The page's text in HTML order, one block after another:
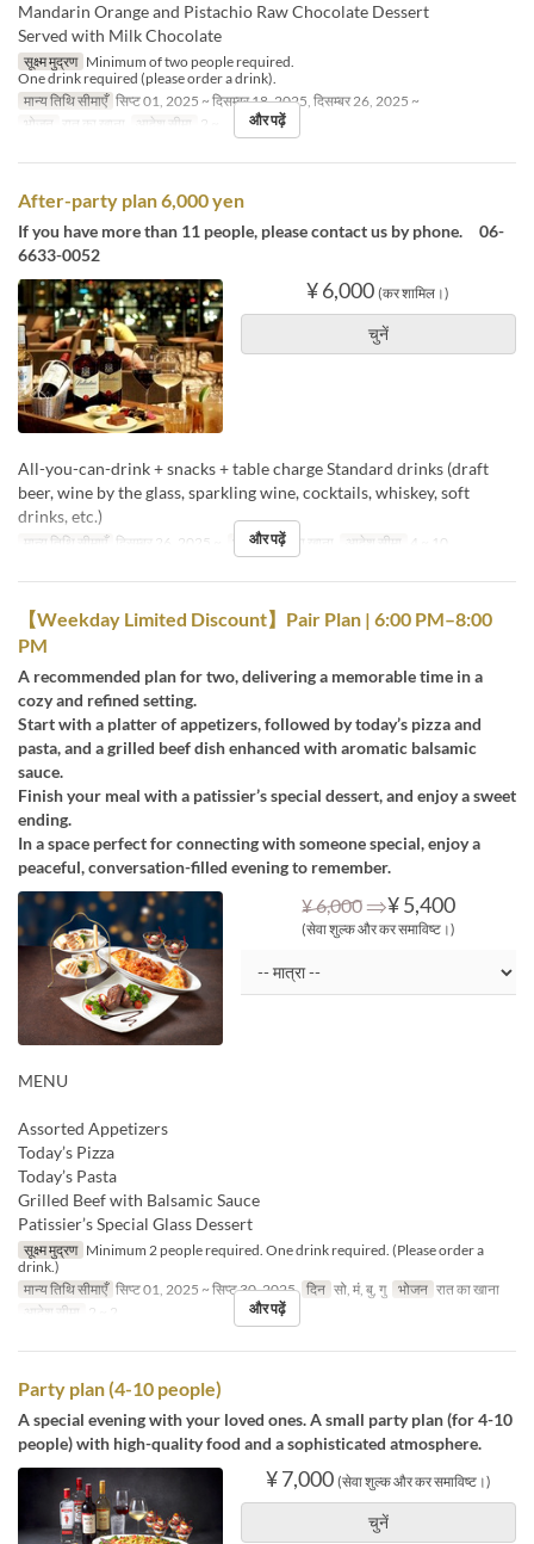
Mandarin Orange and Pistachio Raw Chocolate Dessert
Served with Milk Chocolate
सूक्ष्म मुद्रण Minimum of two people required.
One drink required (please order a drink).
मान्य तिथि सीमाएँ सिप्ट 01, 2025 ~ दिसम्बर 18, 2025, दिसम्बर 26, 2025 ~
भोजन
रात का खाना आदेश सीमा 2 ~ और पढ़ें
After-party plan 6,000 yen
If you have more than 11 people, please contact us by phone. 06-
6633-0052
¥ 6,000 (कर शामिल।)
चुनें
All-you-can-drink + snacks + table charge Standard drinks (draft
beer, wine by the glass, sparkling wine, cocktails, whiskey, soft
drinks, etc.)
मान्य तिथि सीमाएँ दिसम्बर 26, 2025 ~ भोजन रात का खाना आदेश सीमा 4 ~ 10
और पढ़ें
【Weekday Limited Discount】Pair Plan | 6:00 PM–8:00
PM
A recommended plan for two, delivering a memorable time in a
cozy and refined setting.
Start with a platter of appetizers, followed by today’s pizza and
pasta, and a grilled beef dish enhanced with aromatic balsamic
sauce.
Finish your meal with a patissier’s special dessert, and enjoy a sweet
ending.
In a space perfect for connecting with someone special, enjoy a
peaceful, conversation-filled evening to remember.
¥ 6,000 ⇒¥ 5,400
(सेवा शुल्क और कर समाविष्ट।)
MENU
Assorted Appetizers
Today’s Pizza
Today’s Pasta
Grilled Beef with Balsamic Sauce
Patissier’s Special Glass Dessert
सूक्ष्म मुद्रण Minimum 2 people required. One drink required. (Please order a
drink.)
मान्य तिथि सीमाएँ सिप्ट 01, 2025 ~ सिप्ट 30, 2025 दिन सो, मं, बु, गु भोजन रात का खाना
आदेश सीमा 2 ~ 2 और पढ़ें
Party plan (4-10 people)
A special evening with your loved ones. A small party plan (for 4-10
people) with high-quality food and a sophisticated atmosphere.
¥ 7,000 (सेवा शुल्क और कर समाविष्ट।)
चुनें